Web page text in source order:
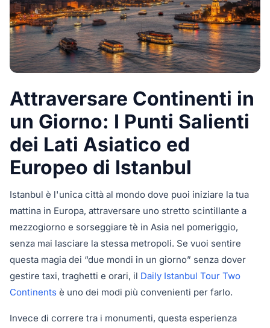
Attraversare Continenti in
un Giorno: I Punti Salienti
dei Lati Asiatico ed
Europeo di Istanbul
Istanbul è l'unica città al mondo dove puoi iniziare la tua
mattina in Europa, attraversare uno stretto scintillante a
mezzogiorno e sorseggiare tè in Asia nel pomeriggio,
senza mai lasciare la stessa metropoli. Se vuoi sentire
questa magia dei “due mondi in un giorno” senza dover
gestire taxi, traghetti e orari, il Daily Istanbul Tour Two
Continents è uno dei modi più convenienti per farlo.
Invece di correre tra i monumenti, questa esperienza